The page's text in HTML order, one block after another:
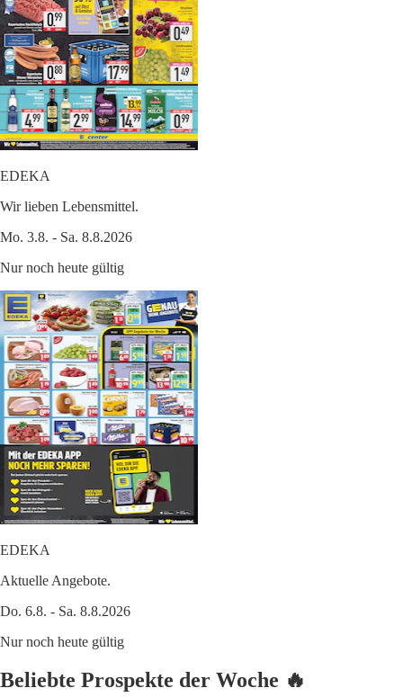
EDEKA
Wir lieben Lebensmittel.
Mo. 3.8. - Sa. 8.8.2026
Nur noch heute gültig
EDEKA
Aktuelle Angebote.
Do. 6.8. - Sa. 8.8.2026
Nur noch heute gültig
Beliebte Prospekte der Woche 🔥